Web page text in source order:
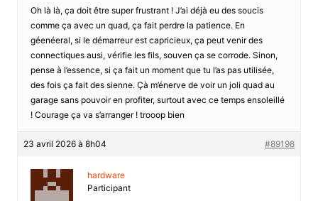
Oh là là, ça doit être super frustrant ! J’ai déjà eu des soucis
comme ça avec un quad, ça fait perdre la patience. En
géenéeral, si le démarreur est capricieux, ça peut venir des
connectiques ausi, vérifie les fils, souven ça se corrode. Sinon,
pense à l’essence, si ça fait un moment que tu l’as pas utilisée,
des fois ça fait des sienne. Çà m’énerve de voir un joli quad au
garage sans pouvoir en profiter, surtout avec ce temps ensoleillé
! Courage ça va s’arranger ! trooop bien
23 avril 2026 à 8h04 #89198
hardware
Participant